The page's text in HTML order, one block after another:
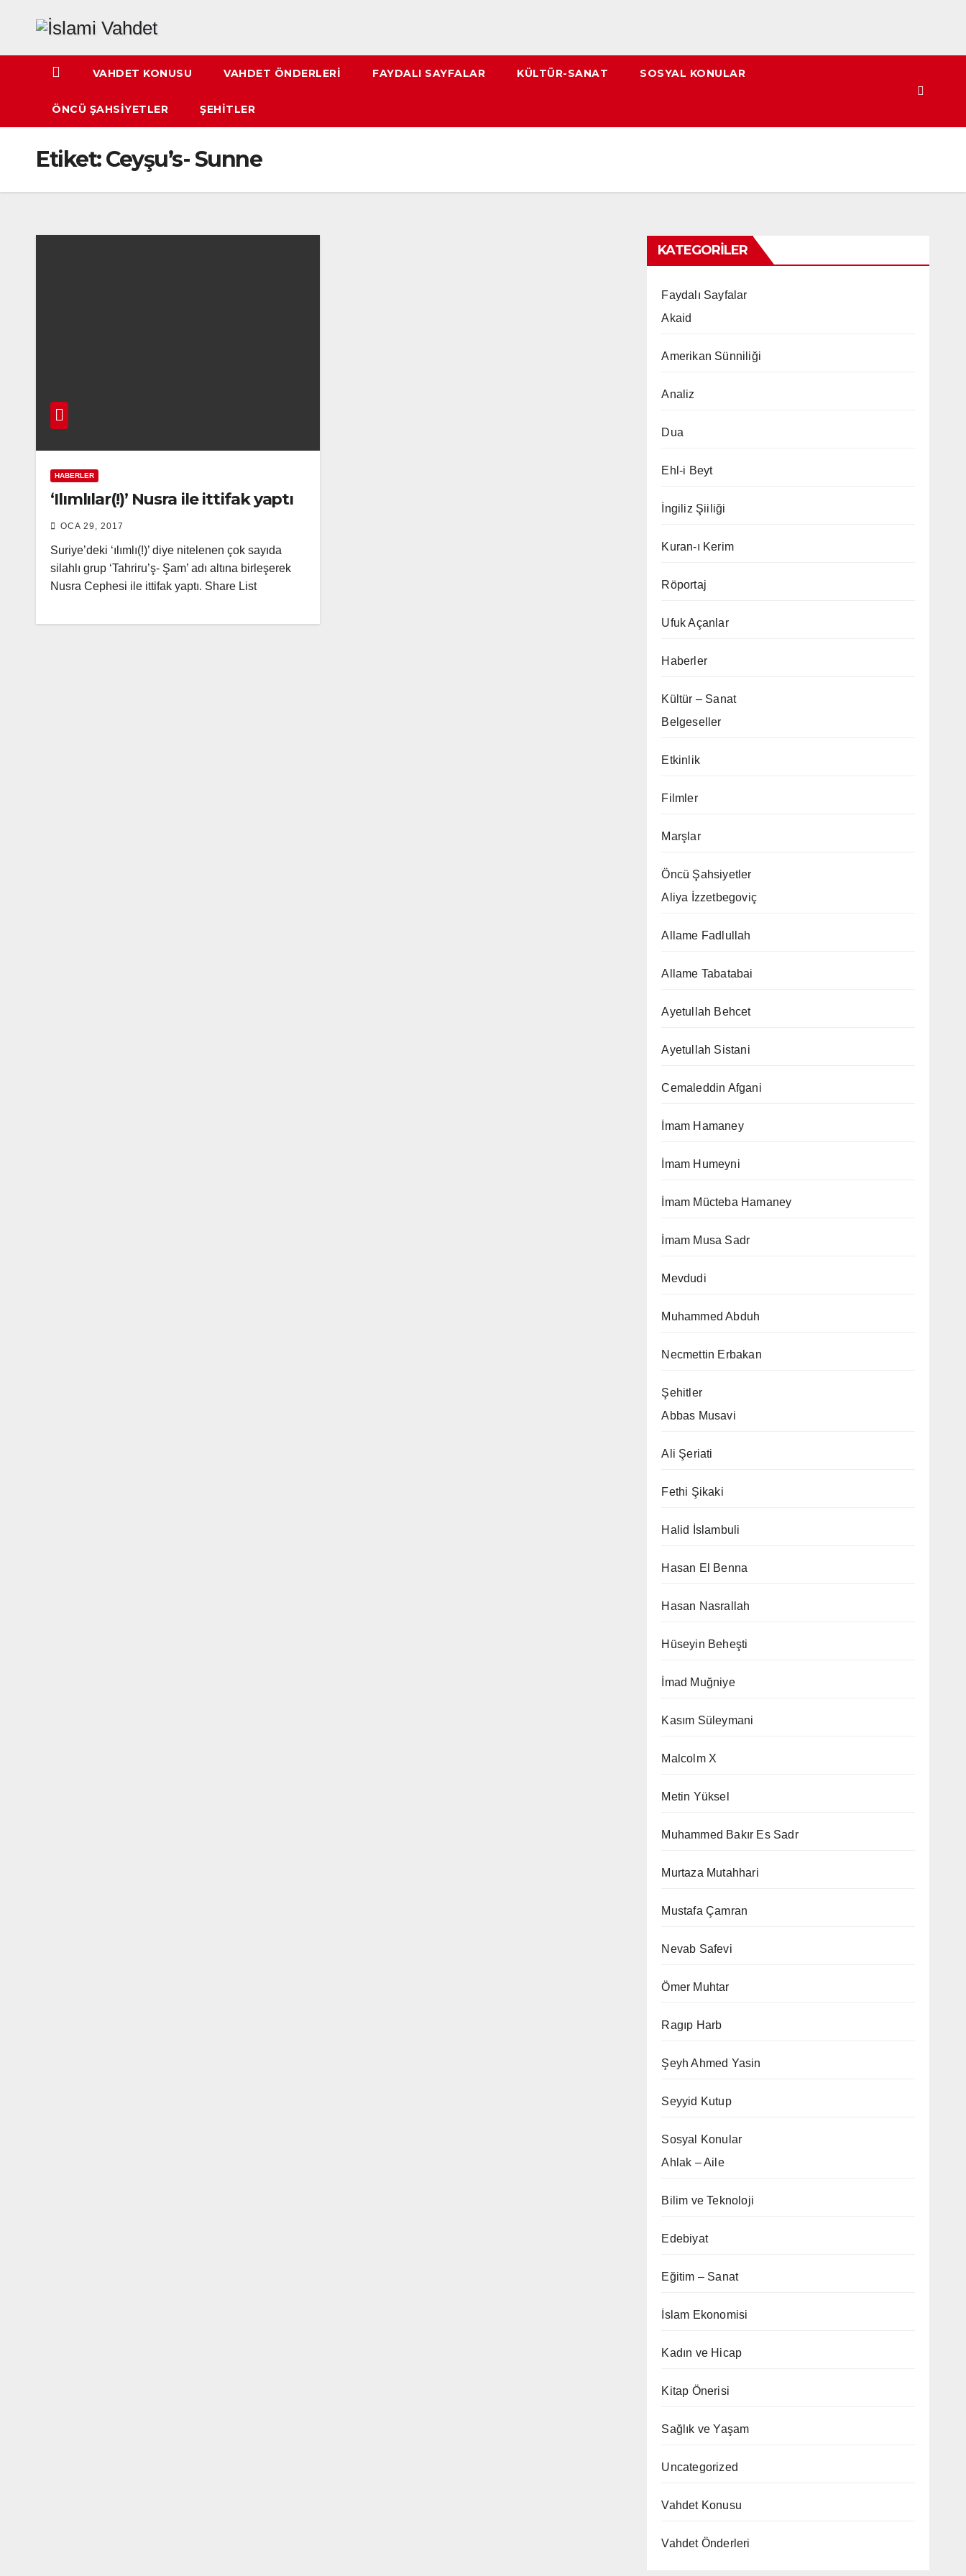
content
VAHDET KONUSU VAHDET ÖNDERLERI FAYDALI SAYFALAR KÜLTÜR-SANAT SOSYAL KONULAR
ÖNCÜ ŞAHSIYETLER ŞEHITLER
Etiket:Ceyşu’s- Sunne
HABERLER
‘Ilımlılar(!)’ Nusra ile ittifak yaptı
OCA 29, 2017
Suriye’deki ‘ılımlı(!)’ diye nitelenen çok sayıda
silahlı grup ‘Tahriru’ş- Şam’ adı altına birleşerek
Nusra Cephesi ile ittifak yaptı. Share List
KATEGORILER
Faydalı Sayfalar
Akaid
Amerikan Sünniliği
Analiz
Dua
Ehl-i Beyt
İngiliz Şiiliği
Kuran-ı Kerim
Röportaj
Ufuk Açanlar
Haberler
Kültür – Sanat
Belgeseller
Etkinlik
Filmler
Marşlar
Öncü Şahsiyetler
Aliya İzzetbegoviç
Allame Fadlullah
Allame Tabatabai
Ayetullah Behcet
Ayetullah Sistani
Cemaleddin Afgani
İmam Hamaney
İmam Humeyni
İmam Mücteba Hamaney
İmam Musa Sadr
Mevdudi
Muhammed Abduh
Necmettin Erbakan
Şehitler
Abbas Musavi
Ali Şeriati
Fethi Şikaki
Halid İslambuli
Hasan El Benna
Hasan Nasrallah
Hüseyin Beheşti
İmad Muğniye
Kasım Süleymani
Malcolm X
Metin Yüksel
Muhammed Bakır Es Sadr
Murtaza Mutahhari
Mustafa Çamran
Nevab Safevi
Ömer Muhtar
Ragıp Harb
Şeyh Ahmed Yasin
Seyyid Kutup
Sosyal Konular
Ahlak – Aile
Bilim ve Teknoloji
Edebiyat
Eğitim – Sanat
İslam Ekonomisi
Kadın ve Hicap
Kitap Önerisi
Sağlık ve Yaşam
Uncategorized
Vahdet Konusu
Vahdet Önderleri